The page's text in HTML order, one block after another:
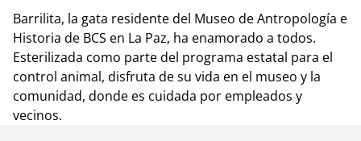
Barrilita, la gata residente del Museo de Antropología e
Historia de BCS en La Paz, ha enamorado a todos.
Esterilizada como parte del programa estatal para el
control animal, disfruta de su vida en el museo y la
comunidad, donde es cuidada por empleados y
vecinos.